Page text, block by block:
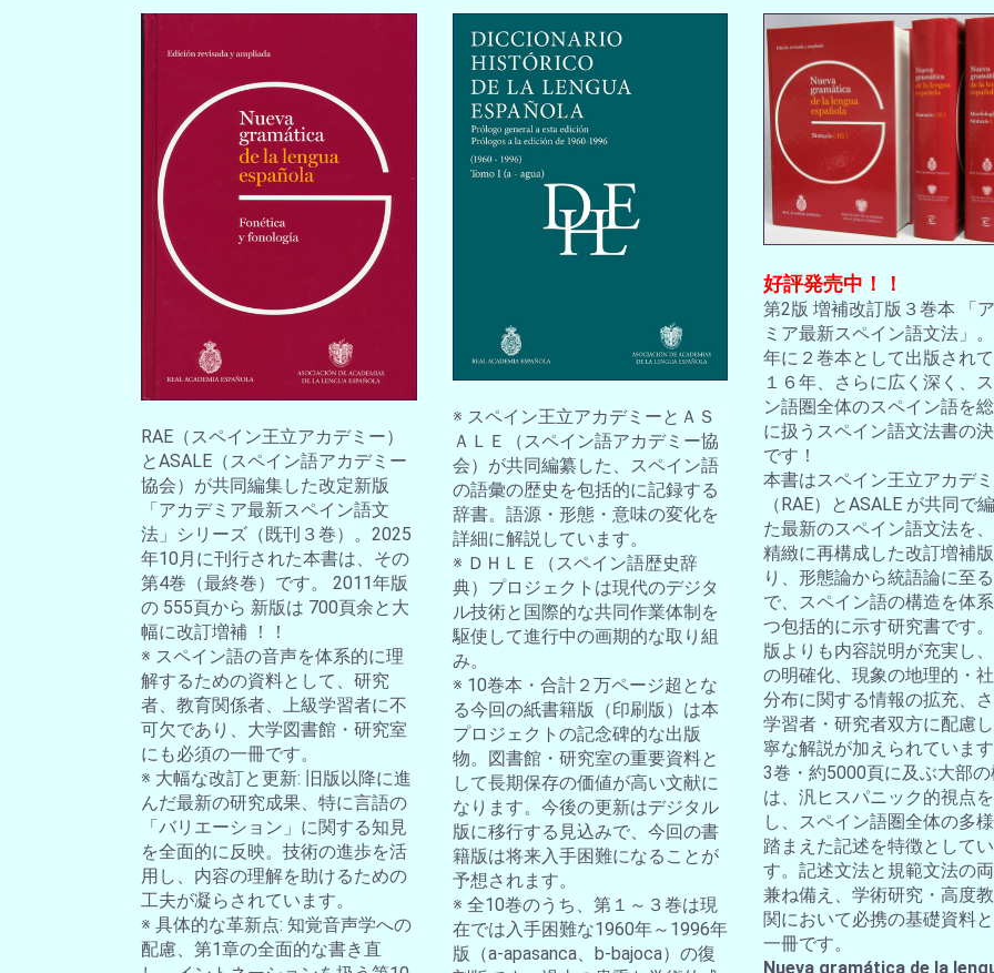
RAE（スペイン王立アカデミー）
とASALE（スペイン語アカデミー
協会）が共同編集した改定新版
「アカデミア最新スペイン語文
法」シリーズ（既刊３巻）。2025
年10月に刊行された本書は、その
第4巻（最終巻）です。 2011年版
の 555頁から 新版は 700頁余と大
幅に改訂増補 ！！
※ スペイン語の音声を体系的に理
解するための資料として、研究
者、教育関係者、上級学習者に不
可欠であり、大学図書館・研究室
にも必須の一冊です。
※ 大幅な改訂と更新: 旧版以降に進
んだ最新の研究成果、特に言語の
「バリエーション」に関する知見
を全面的に反映。技術の進歩を活
用し、内容の理解を助けるための
工夫が凝らされています。
※ 具体的な革新点: 知覚音声学への
配慮、第1章の全面的な書き直
※ スペイン王立アカデミーとＡＳ
ＡＬＥ（スペイン語アカデミー協
会）が共同編纂した、スペイン語
の語彙の歴史を包括的に記録する
辞書。語源・形態・意味の変化を
詳細に解説しています。
※ ＤＨＬＥ（スペイン語歴史辞
典）プロジェクトは現代のデジタ
ル技術と国際的な共同作業体制を
駆使して進行中の画期的な取り組
み。
※ 10巻本・合計２万ページ超とな
る今回の紙書籍版（印刷版）は本
プロジェクトの記念碑的な出版
物。図書館・研究室の重要資料と
して長期保存の価値が高い文献に
なります。今後の更新はデジタル
版に移行する見込みで、今回の書
籍版は将来入手困難になることが
予想されます。
※ 全10巻のうち、第１～３巻は現
在では入手困難な1960年～1996年
版（a-apasanca、b-bajoca）の復
好評発売中！！
第2版 増補改訂版３巻本 「
ミア最新スペイン語文法」
年に２巻本として出版され
１６年、さらに広く深く、
ン語圏全体のスペイン語を
に扱うスペイン語文法書の
です！
本書はスペイン王立アカデ
（RAE）とASALE が共同で
た最新のスペイン語文法を
精緻に再構成した改訂増補
り、形態論から統語論に至る
で、スペイン語の構造を体
つ包括的に示す研究書です
版よりも内容説明が充実し
の明確化、現象の地理的・
分布に関する情報の拡充、
学習者・研究者双方に配慮
寧な解説が加えられていま
3巻・約5000頁に及ぶ大部
は、汎ヒスパニック的視点
し、スペイン語圏全体の多
踏まえた記述を特徴としてい
す。記述文法と規範文法の
兼ね備え、学術研究・高度
関において必携の基礎資料
一冊です。
Nueva gramática de la